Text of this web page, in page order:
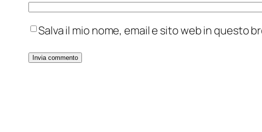
Salva il mio nome, email e sito web in questo